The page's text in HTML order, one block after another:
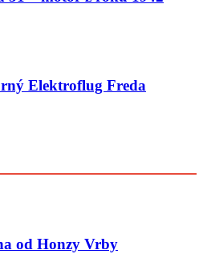
Elektroflug Freda
od Honzy Vrby